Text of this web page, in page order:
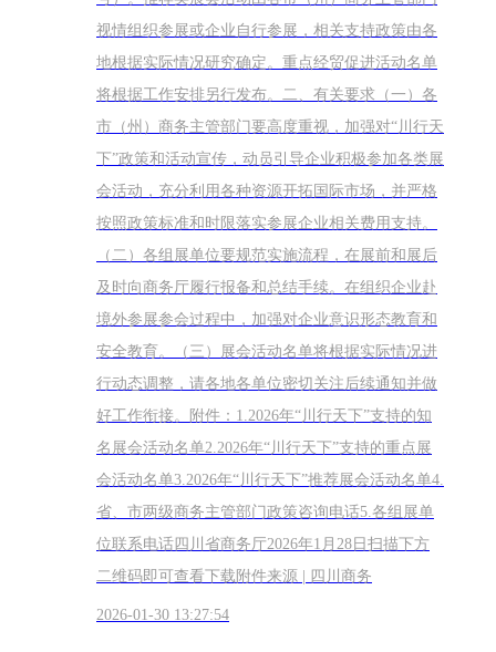
视情组织参展或企业自行参展，相关支持政策由各
地根据实际情况研究确定。重点经贸促进活动名单
将根据工作安排另行发布。二、有关要求（一）各
市（州）商务主管部门要高度重视，加强对“川行天
下”政策和活动宣传，动员引导企业积极参加各类展
会活动，充分利用各种资源开拓国际市场，并严格
按照政策标准和时限落实参展企业相关费用支持。
（二）各组展单位要规范实施流程，在展前和展后
及时向商务厅履行报备和总结手续。在组织企业赴
境外参展参会过程中，加强对企业意识形态教育和
安全教育。（三）展会活动名单将根据实际情况进
行动态调整，请各地各单位密切关注后续通知并做
好工作衔接。附件：1.2026年“川行天下”支持的知
名展会活动名单2.2026年“川行天下”支持的重点展
会活动名单3.2026年“川行天下”推荐展会活动名单4.
省、市两级商务主管部门政策咨询电话5.各组展单
位联系电话四川省商务厅2026年1月28日扫描下方
二维码即可查看下载附件来源 | 四川商务
2026-01-30 13:27:54